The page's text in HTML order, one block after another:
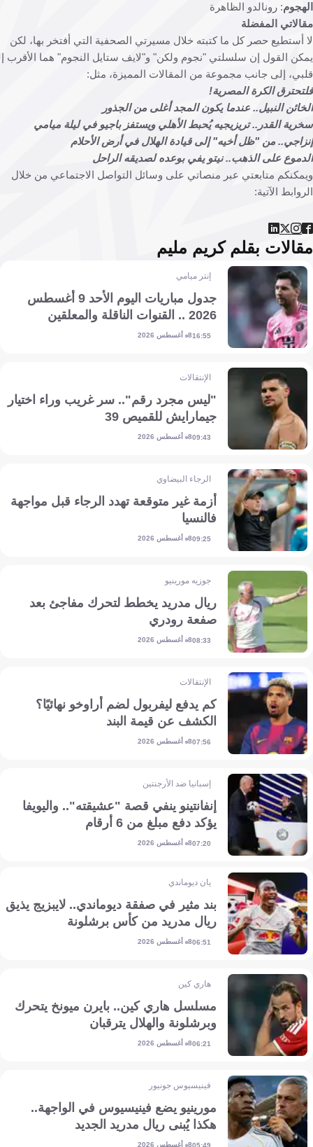
: رونالدو الظاهرة
المفضلة
حصر كل ما كتبته خلال مسيرتي الصحفية التي أفتخر بها، لكن
القول إن سلسلتي "نجوم ولكن" و"لايف ستايل النجوم" هما الأقرب إلى
إلى جانب مجموعة من المقالات المميزة، مثل:
الكرة المصرية!
النبيل.. عندما يكون المجد أغلى من الجذور
القدر.. تريزيجيه يُحبط الأهلي ويستفز باجيو في ليلة ميامي
من "ظل أخيه" إلى قيادة الهلال في أرض الأحلام
على الذهب.. نيتو يفي بوعده لصديقه الراحل
متابعتي عبر منصاتي على وسائل التواصل الاجتماعي من خلال
الآتية:
بقلم كريم مليم
إنتر ميامي
جدول مباريات اليوم الأحد 9 أغسطس
2026 .. القنوات الناقلة والمعلقين
16:558 أغسطس 2026
الإنتقالات
"ليس مجرد رقم".. سر غريب وراء اختيار
جيمارايش للقميص 39
09:438 أغسطس 2026
الرجاء البيضاوي
أزمة غير متوقعة تهدد الرجاء قبل مواجهة
فالنسيا
09:258 أغسطس 2026
جوزيه مورينيو
ريال مدريد يخطط لتحرك مفاجئ بعد
صفعة رودري
08:338 أغسطس 2026
الإنتقالات
كم يدفع ليفربول لضم أراوخو نهائيًا؟
الكشف عن قيمة البند
07:568 أغسطس 2026
إسبانيا ضد الأرجنتين
إنفانتينو ينفي قصة "عشيقته".. واليويفا
يؤكد دفع مبلغ من 6 أرقام
07:208 أغسطس 2026
يان ديوماندي
بند مثير في صفقة ديوماندي.. لايبزيج يذيق
ريال مدريد من كأس برشلونة
06:518 أغسطس 2026
هاري كين
مسلسل هاري كين.. بايرن ميونخ يتحرك
وبرشلونة والهلال يترقبان
06:218 أغسطس 2026
فينيسيوس جونيور
مورينيو يضع فينيسيوس في الواجهة..
هكذا يُبنى ريال مدريد الجديد
05:498 أغسطس 2026